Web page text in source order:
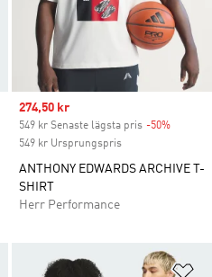
Sale price
274,50 kr
549 kr Senaste lägsta pris -50%
549 kr Ursprungspris
ANTHONY EDWARDS ARCHIVE T-
SHIRT
Herr Performance
Lägg till på önskelistan